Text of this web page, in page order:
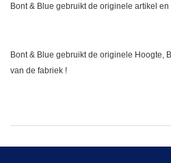
Bont & Blue gebruikt de originele artikel
Bont & Blue gebruikt de originele Hoogte,
van de fabriek !